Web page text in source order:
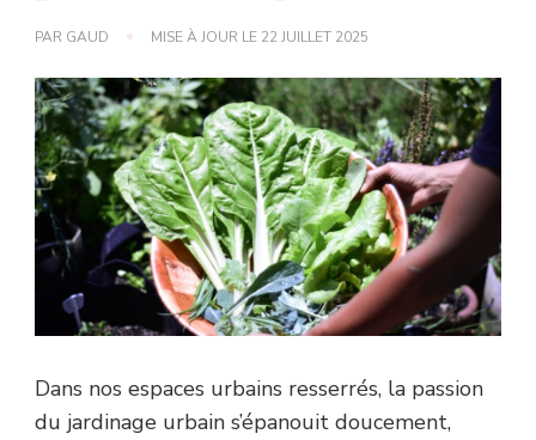
PAR GAUD MISE À JOUR LE 22 JUILLET 2025
Dans nos espaces urbains resserrés, la passion
du jardinage urbain s’épanouit doucement,